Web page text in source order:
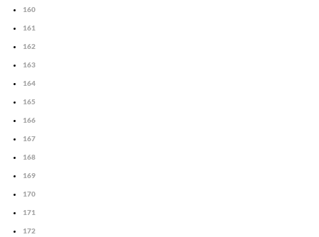
160
161
162
163
164
165
166
167
168
169
170
171
172